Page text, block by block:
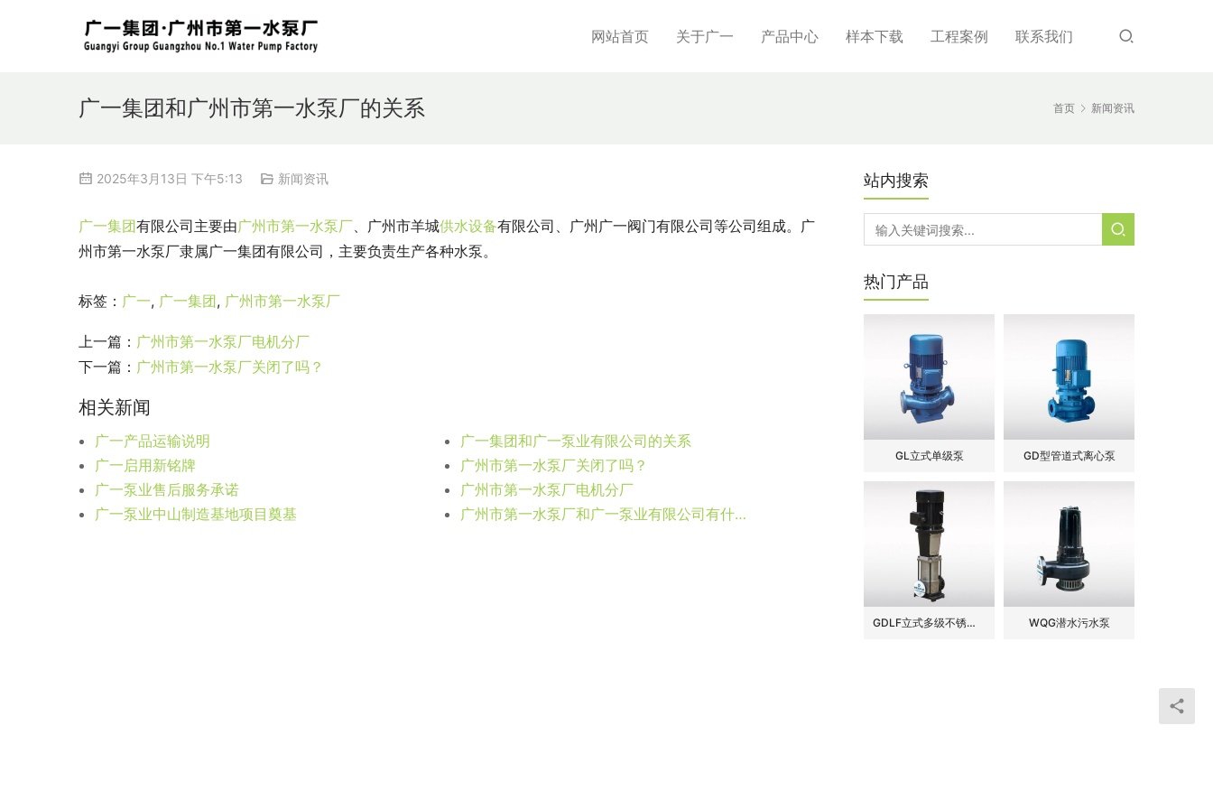
网站首页 关于广一 产品中心 样本下载 工程案例 联系我们
首页 新闻资讯
广一集团和广州市第一水泵厂的关系
2025年3月13日 下午5:13 新闻资讯
广一集团有限公司主要由广州市第一水泵厂、广州市羊城供水设备有限公司、广州广一阀门有限公司等公司组成。广
州市第一水泵厂隶属广一集团有限公司，主要负责生产各种水泵。
标签： 广一, 广一集团, 广州市第一水泵厂
上一篇： 广州市第一水泵厂电机分厂
下一篇： 广州市第一水泵厂关闭了吗？
相关新闻
广一产品运输说明
广一集团和广一泵业有限公司的关系
广一启用新铭牌
广州市第一水泵厂关闭了吗？
广一泵业售后服务承诺
广州市第一水泵厂电机分厂
广一泵业中山制造基地项目奠基
广州市第一水泵厂和广一泵业有限公司有什么关系
站内搜索
热门产品
GL立式单级泵 GD型管道式离心泵
GDLF立式多级不锈钢管道泵 WQG潜水污水泵